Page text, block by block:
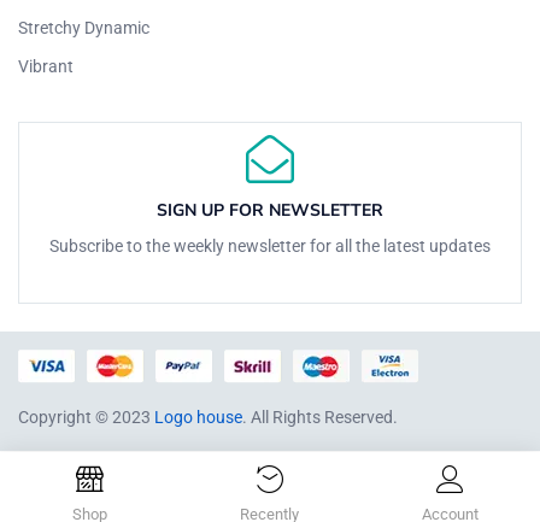
Shop Recently Account
Stretchy Dynamic
Vibrant
SIGN UP FOR NEWSLETTER
Subscribe to the weekly newsletter for all the latest updates
Copyright © 2023 Logo house. All Rights Reserved.